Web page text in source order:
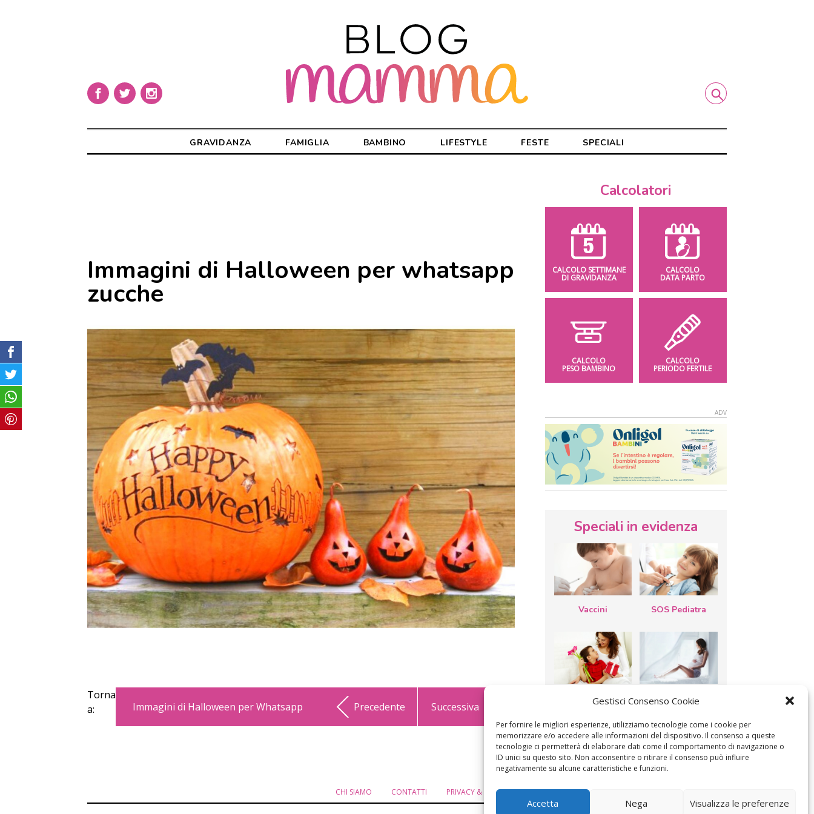
Gestisci Consenso Cookie
Per fornire le migliori esperienze, utilizziamo tecnologie come i cookie per
memorizzare e/o accedere alle informazioni del dispositivo. Il consenso a queste
tecnologie ci permetterà di elaborare dati come il comportamento di navigazione o
ID unici su questo sito. Non acconsentire o ritirare il consenso può influire
negativamente su alcune caratteristiche e funzioni.
Accetta Nega Visualizza le preferenze
GRAVIDANZA FAMIGLIA BAMBINO LIFESTYLE FESTE SPECIALI
Immagini di Halloween per whatsapp
zucche
Torna
a:
Immagini di Halloween per Whatsapp Precedente Successiva
Calcolatori
CALCOLO SETTIMANE
DI GRAVIDANZA
CALCOLO
DATA PARTO
CALCOLO
PESO BAMBINO
CALCOLO
PERIODO FERTILE
Speciali in evidenza
Vaccini SOS Pediatra
Festa della
mamma: lavoretti,
filastrocche
Le settimane di
gravidanza
CHI SIAMO CONTATTI PRIVACY & COOKIE POLICY MODIFICA IL CONSENSO